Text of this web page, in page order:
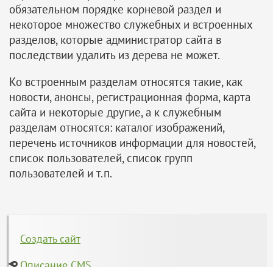
обязательном порядке корневой раздел и
некоторое множество служебных и встроенных
разделов, которые администратор сайта в
последствии удалить из дерева не может.
Ко встроенным разделам относятся такие, как
новости, анонсы, регистрационная форма, карта
сайта и некоторые другие, а к служебным
разделам относятся: каталог изображений,
перечень источников информации для новостей,
список пользователей, список групп
пользователей и т.п.
Создать сайт